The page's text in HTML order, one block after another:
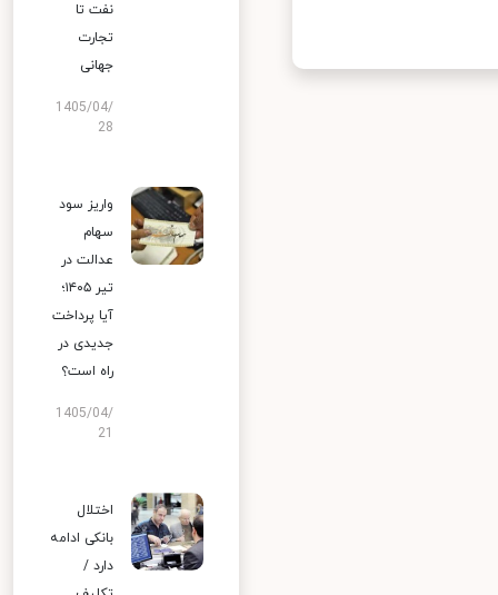
نفت تا
تجارت
جهانی
1405/04/
28
واریز سود
سهام
عدالت در
تیر ۱۴۰۵؛
آیا پرداخت
جدیدی در
راه است؟
1405/04/
اختلال
بانکی ادامه
دارد /